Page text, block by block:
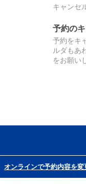
キャンセ
予約の
予約をキ
ルダもあ
をお願い
オンラインで予約内容を変